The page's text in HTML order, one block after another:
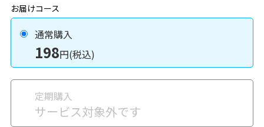
お届けコース
通常購入
198円(税込)
定期購入
サービス対象外です